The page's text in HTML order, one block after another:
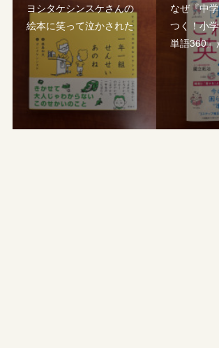
ヨシタケシンスケさんの
絵本に笑って泣かされた
なぜ『中
つく！小
単語360